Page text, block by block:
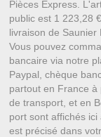
Pièces Express.
public est 1 223,28
livraison de Saunier
Vous pouvez
bancaire via notre
Paypal, chèque
partout en France
de transport, et en
port sont affichés
est précisé dans